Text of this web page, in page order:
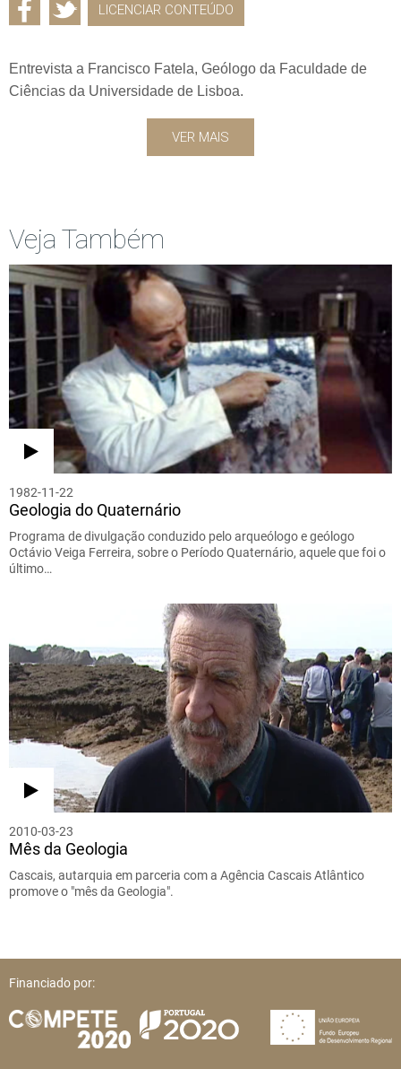
LICENCIAR CONTEÚDO
Entrevista a Francisco Fatela, Geólogo da Faculdade de
Ciências da Universidade de Lisboa.
VER MAIS
Veja Também
1982-11-22
Geologia do Quaternário
Programa de divulgação conduzido pelo arqueólogo e geólogo
Octávio Veiga Ferreira, sobre o Período Quaternário, aquele que foi o
último…
2010-03-23
Mês da Geologia
Cascais, autarquia em parceria com a Agência Cascais Atlântico
promove o "mês da Geologia".
Financiado por: